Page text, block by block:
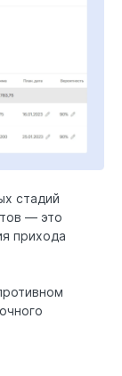
стадий
— это
прихода